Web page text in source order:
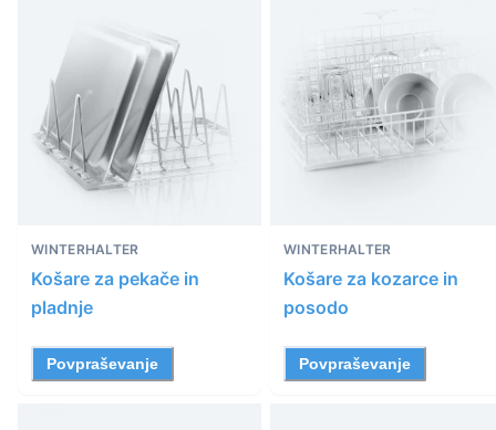
WINTERHALTER
Košare za pekače in
pladnje
Povpraševanje
WINTERHALTER
Košare za kozarce in
posodo
Povpraševanje